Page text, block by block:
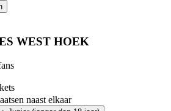
WEST HOEK
naast elkaar